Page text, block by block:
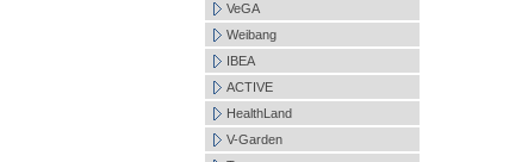
VeGA
Weibang
IBEA
ACTIVE
HealthLand
V-Garden